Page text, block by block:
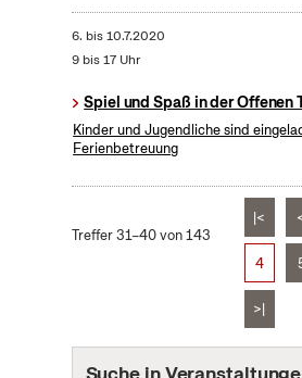
6. bis10.7.2020
9 bis 17 Uhr
Spiel und Spaß in der Offenen
Kinder und Jugendliche sind
Ferienbetreuung
Treffer 31–40 von 143
|<
4
>|
Suche in